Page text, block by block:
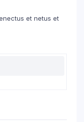
et netus et